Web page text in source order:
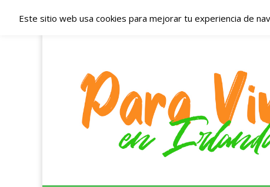
Españoles en
Irlanda –
Blog dedicado a los que viven, estudian y trabajan en
Este sitio web usa cookies para mejorar tu experiencia de